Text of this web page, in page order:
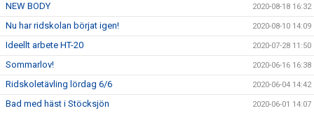
NEW BODY 2020-08-18 16:32
Nu har ridskolan börjat igen! 2020-08-10 14:09
Ideellt arbete HT-20 2020-07-28 11:50
Sommarlov! 2020-06-16 16:38
Ridskoletävling lördag 6/6 2020-06-04 14:42
Bad med häst i Stöcksjön 2020-06-01 14:07